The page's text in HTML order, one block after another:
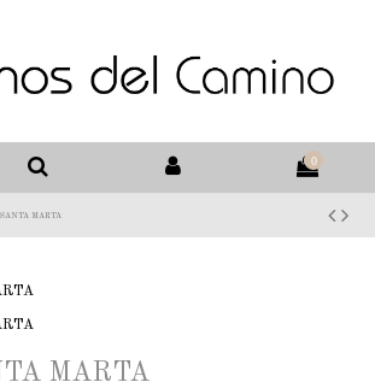
0
MARTA
MARTA